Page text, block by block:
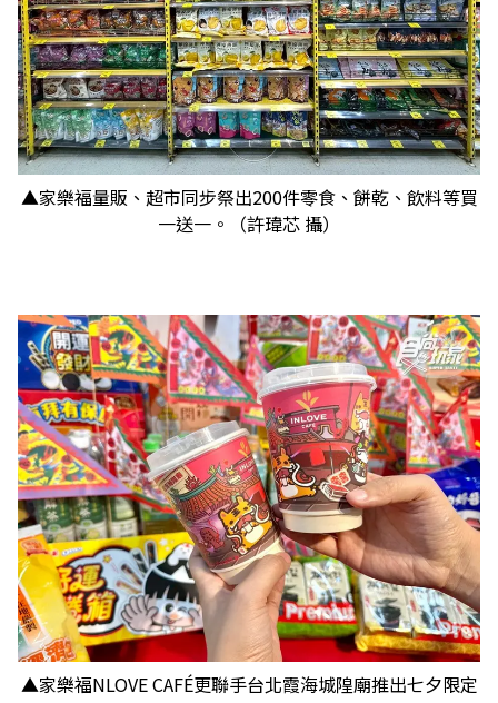
▲家樂福量販、超市同步祭出200件零食、餅乾、飲料等買
一送一。（許瑋芯 攝）
▲家樂福NLOVE CAFÉ更聯手台北霞海城隍廟推出七夕限定